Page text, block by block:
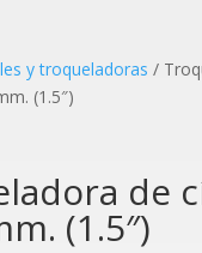
y troqueladoras /
(1.5″)
de
(1.5″)